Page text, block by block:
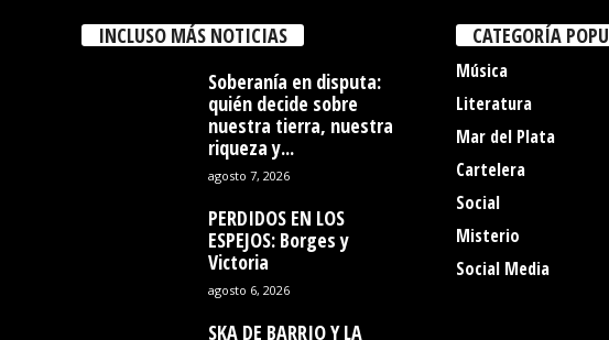
INCLUSO MÁS NOTICIAS
Soberanía en disputa:
quién decide sobre
nuestra tierra, nuestra
riqueza y...
agosto 7, 2026
PERDIDOS EN LOS
ESPEJOS: Borges y
Victoria
agosto 6, 2026
SKA DE BARRIO Y LA
CATEGORÍA
Música
Literatura
Mar del Plata
Cartelera
Social
Misterio
Social Media